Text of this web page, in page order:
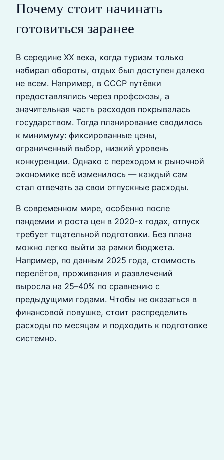
Почему стоит начинать
готовиться заранее
В середине XX века, когда туризм только
набирал обороты, отдых был доступен далеко
не всем. Например, в СССР путёвки
предоставлялись через профсоюзы, а
значительная часть расходов покрывалась
государством. Тогда планирование сводилось
к минимуму: фиксированные цены,
ограниченный выбор, низкий уровень
конкуренции. Однако с переходом к рыночной
экономике всё изменилось — каждый сам
стал отвечать за свои отпускные расходы.
В современном мире, особенно после
пандемии и роста цен в 2020-х годах, отпуск
требует тщательной подготовки. Без плана
можно легко выйти за рамки бюджета.
Например, по данным 2025 года, стоимость
перелётов, проживания и развлечений
выросла на 25–40% по сравнению с
предыдущими годами. Чтобы не оказаться в
финансовой ловушке, стоит распределить
расходы по месяцам и подходить к подготовке
системно.